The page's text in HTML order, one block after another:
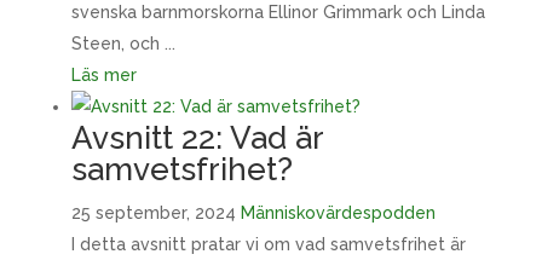
svenska barnmorskorna Ellinor Grimmark och Linda
Steen, och ...
Läs mer
Avsnitt 22: Vad är
samvetsfrihet?
25 september, 2024 Människovärdespodden
I detta avsnitt pratar vi om vad samvetsfrihet är